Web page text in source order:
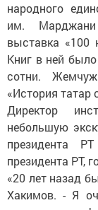
народного
им. Марджани
выставка «100
Книг в ней
сотни.
«История татар
Директор
небольшую
президента
президента РТ,
«20 лет назад
Хакимов. - Я